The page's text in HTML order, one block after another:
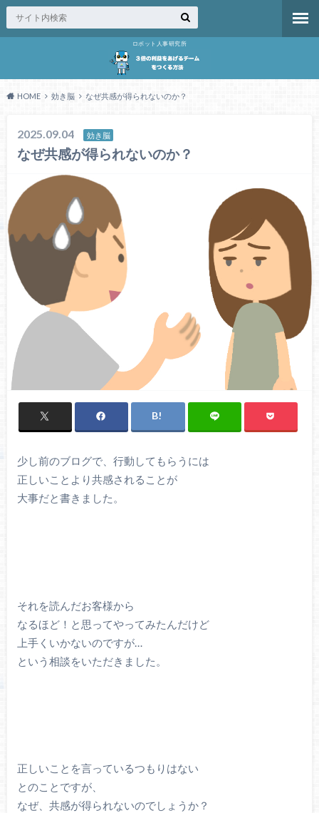
ロボット人事研究所
HOME 効き脳 なぜ共感が得られないのか？
2025.09.04 効き脳
なぜ共感が得られないのか？
少し前のブログで、行動してもらうには
正しいことより共感されることが
大事だと書きました。
それを読んだお客様から
なるほど！と思ってやってみたんだけど
上手くいかないのですが…
という相談をいただきました。
正しいことを言っているつもりはない
とのことですが、
なぜ、共感が得られないのでしょうか？